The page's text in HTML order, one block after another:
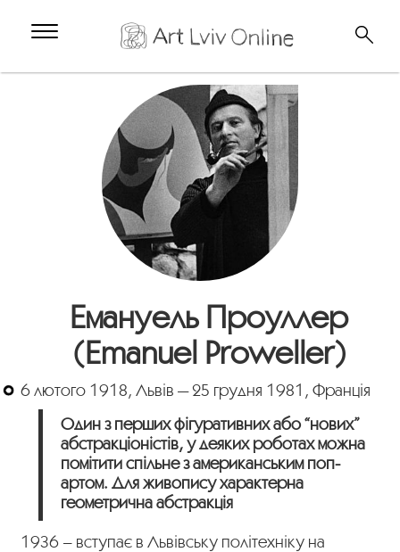
Емануель Проуллер
(Emanuel Proweller)
6 лютого 1918, Львів — 25 грудня 1981, Франція
Один з перших фігуративних або “нових”
абстракціоністів, у деяких роботах можна
помітити спільне з американським поп-
артом. Для живопису характерна
геометрична абстракція
1936 – вступає в Львівську політехніку на